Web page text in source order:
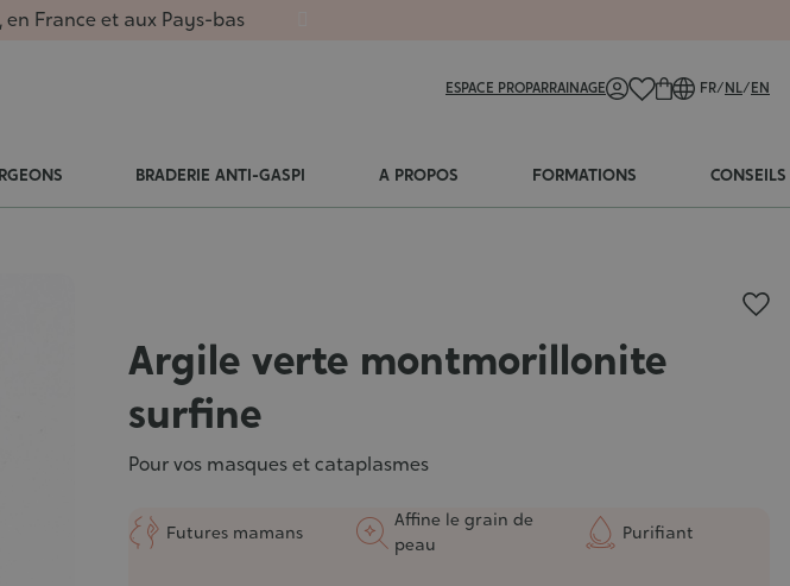
en France et aux Pays-bas
ESPACE PROPARRAINAGE FR/NL/EN
BRADERIE ANTI-GASPI A PROPOS FORMATIONS CONSEILS
Argile verte montmorillonite
surfine
Pour vos masques et cataplasmes
Futures mamans
Affine le grain de
peau
Purifiant